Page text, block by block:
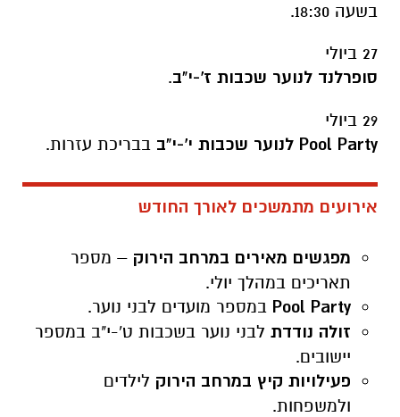
בשעה 18:30.
27 ביולי
סופרלנד לנוער שכבות ז'-י"ב.
29 ביולי
Pool Party לנוער שכבות י'-י"ב בבריכת עזרות.
אירועים מתמשכים לאורך החודש
מפגשים מאירים במרחב הירוק – מספר
תאריכים במהלך יולי.
Pool Party במספר מועדים לבני נוער.
זולה נודדת לבני נוער בשכבות ט'-י"ב במספר
יישובים.
פעילויות קיץ במרחב הירוק לילדים
ולמשפחות.